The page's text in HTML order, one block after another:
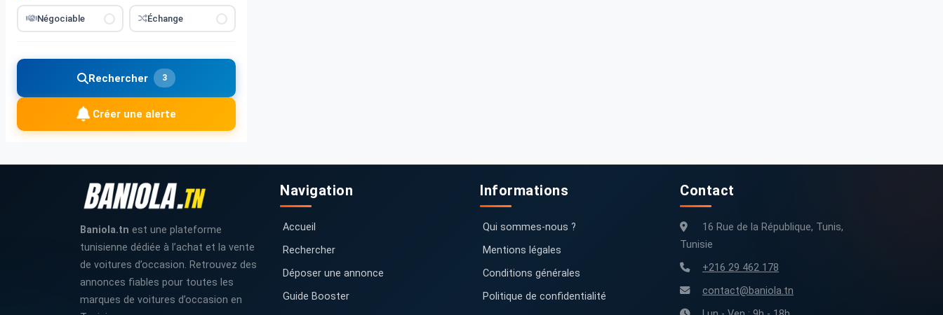
Négociable Échange
Rechercher 3
Créer une alerte
Baniola.tn est une plateforme
tunisienne dédiée à l’achat et la vente
de voitures d’occasion. Retrouvez des
annonces fiables pour toutes les
marques de voitures d’occasion en
Navigation
Accueil
Rechercher
Déposer une annonce
Guide Booster
Informations
Qui sommes-nous ?
Mentions légales
Conditions générales
Politique de confidentialité
Contact
16 Rue de la République, Tunis,
Tunisie
+216 29 462 178
contact@baniola.tn